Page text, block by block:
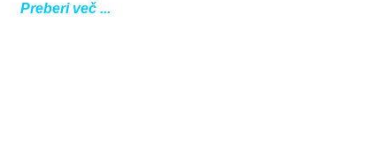
Preberi več ...